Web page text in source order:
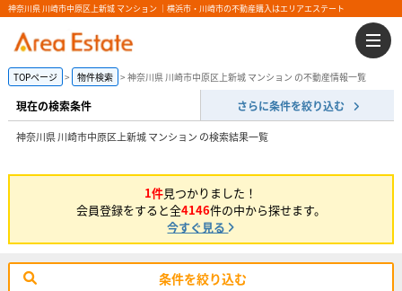
神奈川県 川崎市中原区上新城 マンション ｜横浜市・川崎市の不動産購入はエリアエステート
TOPページ 物件検索 神奈川県 川崎市中原区上新城 マンション の不動産情報一覧
現在の検索条件 さらに条件を絞り込む
神奈川県 川崎市中原区上新城 マンション の検索結果一覧
1件見つかりました！
会員登録をすると全4146件の中から探せます。
今すぐ見る
条件を絞り込む